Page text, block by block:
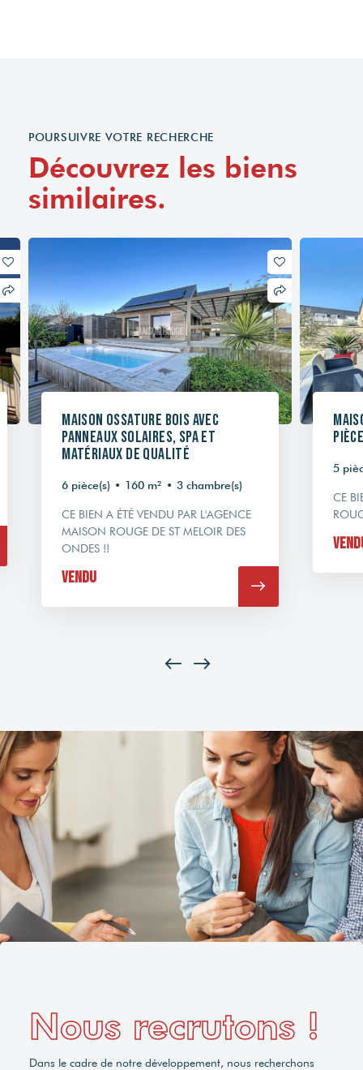
POURSUIVRE VOTRE RECHERCHE
Découvrez les biens
similaires.
Maison ossature bois avec
panneaux solaires, SPA et
matériaux de qualité
6 pièce(s) • 160 m² • 3 chambre(s)
CE BIEN A ÉTÉ VENDU PAR L'AGENCE
MAISON ROUGE DE ST MELOIR DES
ONDES !!
Vendu
5
CE
Nous recrutons !
Dans le cadre de notre développement, nous recherchons